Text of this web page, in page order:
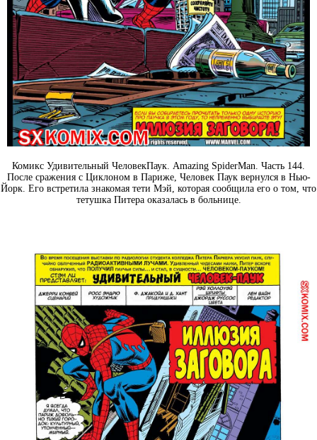
Комикс Удивительный ЧеловекПаук. Amazing SpiderMan. Часть 144.
После сражения с Циклоном в Париже, Человек Паук вернулся в Нью-
Йорк. Его встретила знакомая тети Мэй, которая сообщила его о том, что
тетушка Питера оказалась в больнице.